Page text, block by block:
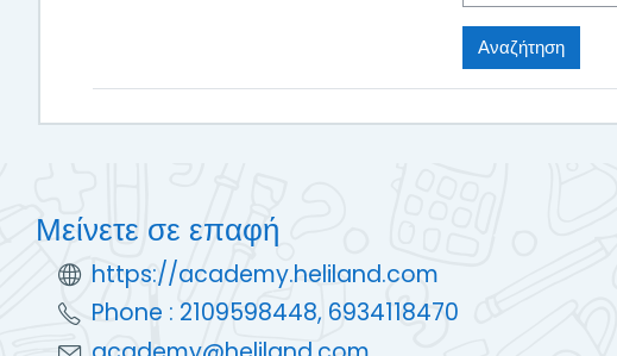
Μείνετε σε επαφή
https://academy.heliland.com
Phone : 2109598448, 6934118470